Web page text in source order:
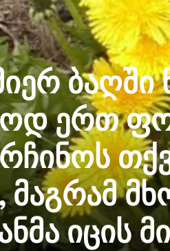
ბაღში
ერთ
მაგრამ
იცის